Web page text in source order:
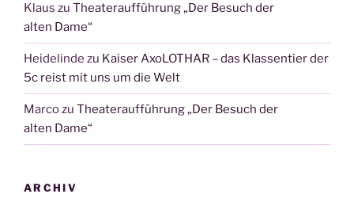
Klaus zu Theateraufführung „Der Besuch der
alten Dame“
Heidelinde zu Kaiser AxoLOTHAR – das Klassentier der
5c reist mit uns um die Welt
Marcozu Theateraufführung „Der Besuch der
alten Dame“
ARCHIV